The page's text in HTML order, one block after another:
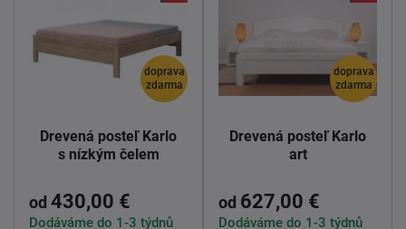
doprava
zdarma
Drevená posteľ Karlo
s nízkým čelem
od 430,00 €
Dodáváme do 1-3 týdnů
doprava
zdarma
Drevená posteľ Karlo
art
od 627,00 €
Dodáváme do 1-3 týdnů